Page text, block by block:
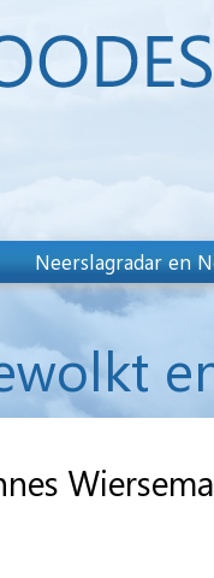
Neerslagradar en
Wiersema